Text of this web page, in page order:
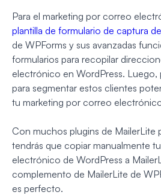
Para el marketing por correo
plantilla de formulario de captura
de WPForms y sus avanzadas
formularios para recopilar
electrónico en WordPress. Luego,
para segmentar estos clientes
tu marketing por correo
Con muchos plugins de MailerLite
tendrás que copiar manualmente
electrónico de WordPress a
complemento de MailerLite de
es perfecto.